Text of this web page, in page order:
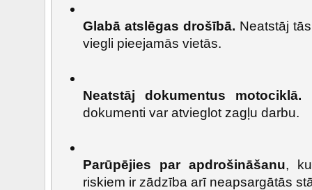
Glabā atslēgas drošībā. Neatstāj
viegli pieejamās vietās.
Neatstāj dokumentus motociklā.
dokumenti var atvieglot zagļu darbu.
Parūpējies par apdrošināšanu,
riskiem ir zādzība arī neapsargātās